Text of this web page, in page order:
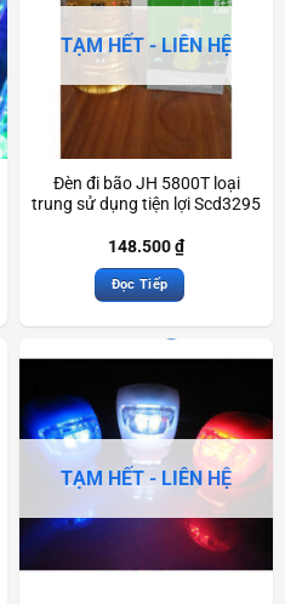
TẠM HẾT - LIÊN HỆ
Đèn đi bão JH 5800T loại
trung sử dụng tiện lợi Scd3295
148.500₫
Đọc Tiếp
TẠM HẾT - LIÊN HỆ